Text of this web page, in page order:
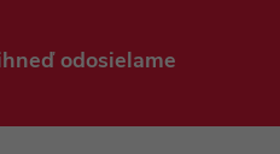
odosielame